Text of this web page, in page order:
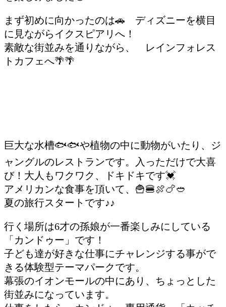
まず初めに向かったのは🚗 ディズニーを横目
に見ながらイクスピアリへ！
素敵な街並みを通りながら、 レインフォレス
トカフェへ🌴🌴
巨大な水槽🐟🐟や植物の中に動物がいたり、ジ
ャングルのレストランです。入っただけで大喜
び！大人もワクワク、ドキドキです💓
アメリカンな食事を頂いて、🍟🍔🍖🍗🥙
夏の旅行スタートです♪♪
行く場所は6才の孫娘が一番楽しみにしている
「カンドゥー」です！
子ども達が好きな仕事にチャレンジする事がで
きる体験型テーマパークです。
幕張のイオンモールの中にあり、ちょっとした
街並みになっています。